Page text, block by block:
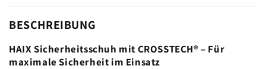
BESCHREIBUNG
HAIX Sicherheitsschuh mit CROSSTECH® – Für
maximale Sicherheit im Einsatz